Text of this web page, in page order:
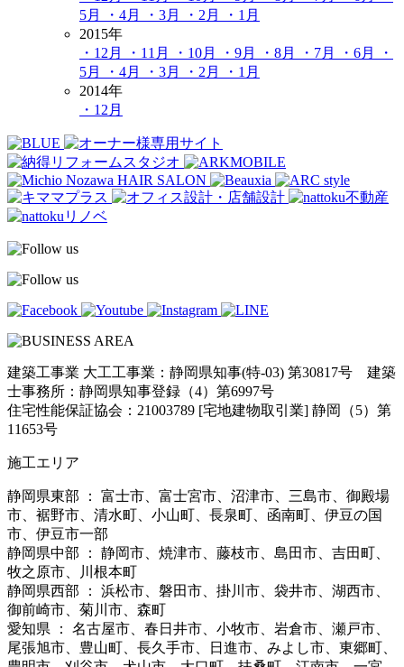
5月
・4月 ・3月 ・2月
・1月
2015年
・12月
・11月 ・10月 ・9月 ・8月 ・7月 ・6月
・
5月
・4月 ・3月 ・2月
・1月
2014年
・12月
建築工事業 大工工事業：静岡県知事(特-03) 第30817号 建築
士事務所：静岡県知事登録（4）第6997号
住宅性能保証協会：21003789 [宅地建物取引業] 静岡（5）第
11653号
施工エリア
静岡県東部 ： 富士市、富士宮市、沼津市、三島市、御殿場
市、裾野市、清水町、小山町、長泉町、函南町、伊豆の国
市、伊豆市一部
静岡県中部 ： 静岡市、焼津市、藤枝市、島田市、吉田町、
牧之原市、川根本町
静岡県西部 ： 浜松市、磐田市、掛川市、袋井市、湖西市、
御前崎市、菊川市、森町
愛知県 ： 名古屋市、春日井市、小牧市、岩倉市、瀬戸市、
尾張旭市、豊山町、長久手市、日進市、みよし市、東郷町、